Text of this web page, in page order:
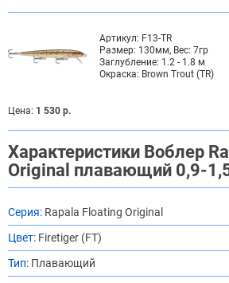
Артикул: F13-TR
Размер: 130мм, Вес: 7гр
Заглубление: 1.2 - 1.8 м
Окраска: Brown Trout (TR)
Цена: 1 530 р.
Характеристики Воблер
Original плавающий 0,9-
Серия: Rapala Floating Original
Цвет: Firetiger (FT)
Тип: Плавающий